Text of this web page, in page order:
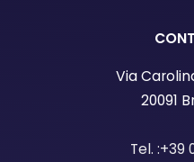
Via
20091
Tel. :+39